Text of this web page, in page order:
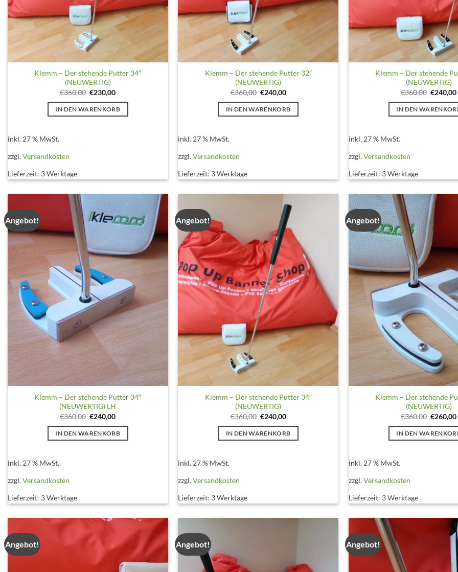
Klemm – Der stehende Putter 34″
(NEUWERTIG)
€360,00 Ursprünglicher
war:
€360,00
€230,00Aktueller
ist:
€230,00.
IN DEN WARENKORB
inkl. 27 % MwSt.
zzgl.Versandkosten
Lieferzeit: 3 Werktage
Klemm – Der stehende Putter 32″
(NEUWERTIG)
€360,00 Ursprünglicher
war:
€360,00
€240,00Aktueller
ist:
€240,00.
IN DEN WARENKORB
inkl. 27 % MwSt.
zzgl.Versandkosten
Lieferzeit: 3 Werktage
Klemm – Der stehende
(NEUWERTIG)
€360,00
war:
€360,00
€240,00
IN DEN
inkl. 27 % MwSt.
zzgl.Versandkosten
Lieferzeit: 3 Werktage
Angebot!
Klemm – Der stehende Putter 34″
(NEUWERTIG) LH
€360,00 Ursprünglicher
war:
€360,00
€240,00Aktueller
ist:
€240,00.
IN DEN WARENKORB
inkl. 27 % MwSt.
zzgl.Versandkosten
Lieferzeit: 3 Werktage
Angebot!
Klemm – Der stehende Putter 34″
(NEUWERTIG)
€360,00 Ursprünglicher
war:
€360,00
€240,00Aktueller
ist:
€240,00.
IN DEN WARENKORB
inkl. 27 % MwSt.
zzgl.Versandkosten
Lieferzeit: 3 Werktage
Angebot!
Klemm – Der stehende
(NEUWERTIG)
€360,00
war:
€360,00
€260,00
IN DEN
inkl. 27 % MwSt.
zzgl.Versandkosten
Lieferzeit: 3 Werktage
Angebot! Angebot! Angebot!